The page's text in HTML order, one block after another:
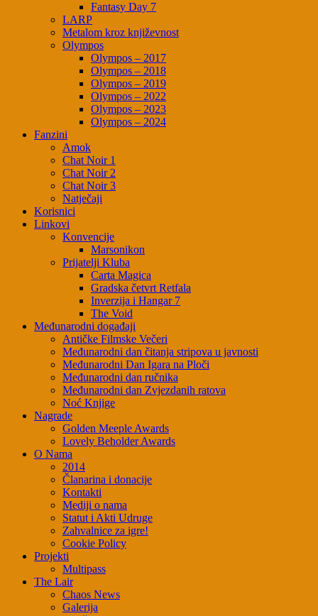
Fantasy Day 7
LARP
Metalom kroz književnost
Olympos
Olympos – 2017
Olympos – 2018
Olympos – 2019
Olympos – 2022
Olympos – 2023
Olympos – 2024
Fanzini
Amok
Chat Noir 1
Chat Noir 2
Chat Noir 3
Natječaji
Korisnici
Linkovi
Konvencije
Marsonikon
Prijatelji Kluba
Carta Magica
Gradska četvrt Retfala
Inverzija i Hangar 7
The Void
Međunarodni događaji
Antičke Filmske Večeri
Međunarodni dan čitanja stripova u javnosti
Međunarodni Dan Igara na Ploči
Međunarodni dan ručnika
Međunarodni dan Zvjezdanih ratova
Noć Knjige
Nagrade
Golden Meeple Awards
Lovely Beholder Awards
O Nama
2014
Članarina i donacije
Kontakti
Mediji o nama
Statut i Akti Udruge
Zahvalnice za igre!
Cookie Policy
Projekti
Multipass
The Lair
Chaos News
Galerija